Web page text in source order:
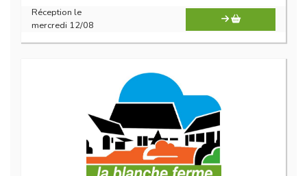
Réception le
mercredi 12/08